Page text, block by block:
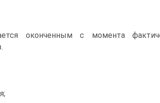
оконченным с момента